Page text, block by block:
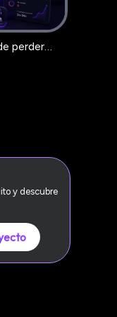
perder
y descubre